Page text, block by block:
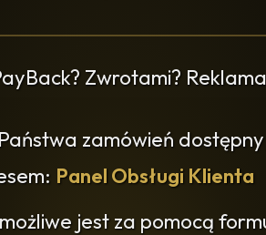
Zwrotami?
zamówień
Panel Obsługi Klienta
jest za pomocą